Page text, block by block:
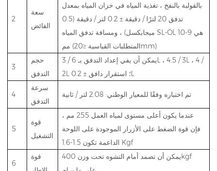
2
سعة
الفائض
بالقولبة بالنفخ ، تغذية المياه في خزان المياه بمعدل
تدفق 20 لترًا / دقيقة ± 0.2 لتر / دقيقة (0.5
ميجابكسل) ، ومسافة تدفق المياه SL-OL هي 9-10
مم (المتطلبات القياسية ≤20mm)
3
حجم
التدفق
يمكن أن يفي إعداد التدفق بـ 6 / 3L ، 4.5 / 3L ، 4 /
2L ؛ استقرار دافق ± 0.2L
4
سرعة
التدفق
تم اختباره وفقًا للمعيار الوطني: 2.08 لتر / ثانية
5
قوة
التشغيل
عندما يكون أعلى مستوى لمياه العمل 255 مم ،
فإن قوة الضغط على الأزرار الموجودة على اللوحة
الداعمة تكون 1.5-1.6 Kgf
6
قوة
يمكن أن تصمد أمام التشوه تحت وزن 400kgf